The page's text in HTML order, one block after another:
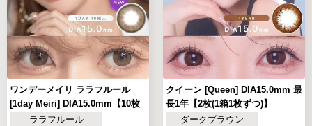
ワンデーメイリ ララフルール
[1day Meiri] DIA15.0mm【10枚
入り】ララフルール
クイーン [Queen] DIA15.0mm 最
長1年【2枚(1箱1枚ずつ)】
ダークブラウン